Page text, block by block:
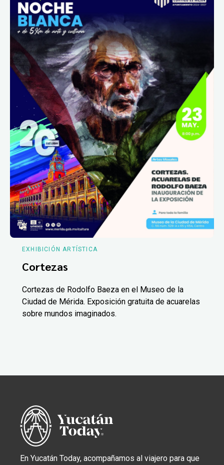
EXHIBICIÓN ARTÍSTICA
Cortezas
Cortezas de Rodolfo Baeza en el Museo de la
Ciudad de Mérida. Exposición gratuita de acuarelas
sobre mundos imaginados.
En Yucatán Today, acompañamos al viajero para que